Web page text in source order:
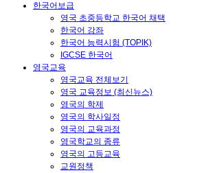
한국어보급
영국 초중등학교 한국어 채택
한국어 강좌
한국어 능력시험 (TOPIK)
IGCSE 한국어
영국교육
영국교육 전체보기
영국 교육정보 (최신뉴스)
영국의 학제
영국의 학사일정
영국의 교육과정
영국학교의 종류
영국의 고등교육
교원정책